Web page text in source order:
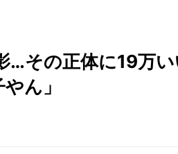
…その正体に19万
ん」